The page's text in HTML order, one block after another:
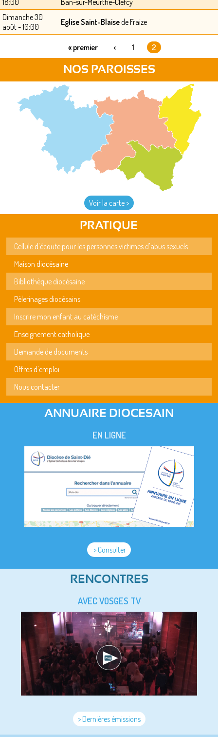
18:00
Ban-sur-Meurthe-Clefcy
Dimanche 30
août - 10:00
Eglise Saint-Blaisede Fraize
« premier ‹ 1 2
NOS PAROISSES
Voir la carte >
PRATIQUE
Cellule d'écoute pour les personnes victimes d'abus sexuels
Maison diocésaine
Bibliothèque diocésaine
Pèlerinages diocésains
Inscrire mon enfant au catéchisme
Enseignement catholique
Demande de documents
Offres d'emploi
Nous contacter
ANNUAIRE DIOCESAIN
EN LIGNE
> Consulter
RENCONTRES
AVEC VOSGES TV
> Dernières émissions